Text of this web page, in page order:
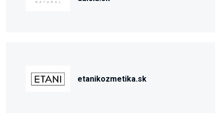
etanikozmetika.sk